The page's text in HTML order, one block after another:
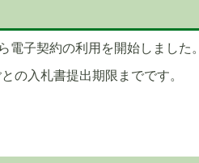
子契約の利用を開始しました。
の入札書提出期限までです。
ス
ラ
イ
ド